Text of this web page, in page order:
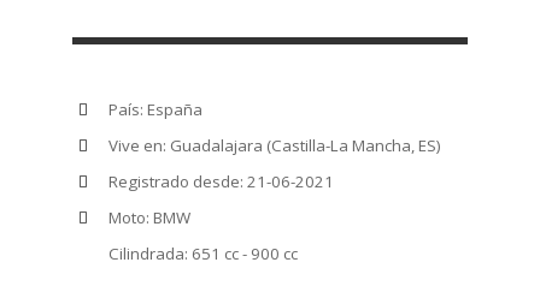
País: España
Vive en: Guadalajara (Castilla-La Mancha, ES)
Registrado desde: 21-06-2021
Moto: BMW
Cilindrada: 651 cc - 900 cc